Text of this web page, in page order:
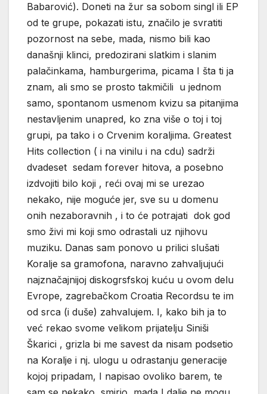
Babarović). Doneti na žur sa sobom singl ili EP
od te grupe, pokazati istu, značilo je svratiti
pozornost na sebe, mada, nismo bili kao
današnji klinci, predozirani slatkim i slanim
palačinkama, hamburgerima, picama I šta ti ja
znam, ali smo se prosto takmičili u jednom
samo, spontanom usmenom kvizu sa pitanjima
nestavljenim unapred, ko zna više o toj i toj
grupi, pa tako i o Crvenim koraljima. Greatest
Hits collection ( i na vinilu i na cdu) sadrži
dvadeset sedam forever hitova, a posebno
izdvojiti bilo koji , reći ovaj mi se urezao
nekako, nije moguće jer, sve su u domenu
onih nezaboravnih , i to će potrajati dok god
smo živi mi koji smo odrastali uz njihovu
muziku. Danas sam ponovo u prilici slušati
Koralje sa gramofona, naravno zahvaljujući
najznačajnijoj diskogrsfskoj kuću u ovom delu
Evrope, zagrebačkom Croatia Recordsu te im
od srca (i duše) zahvalujem. I, kako bih ja to
već rekao svome velikom prijatelju Siniši
Škarici , grizla bi me savest da nisam podsetio
na Koralje i nj. ulogu u odrastanju generacije
kojoj pripadam, I napisao ovoliko barem, te